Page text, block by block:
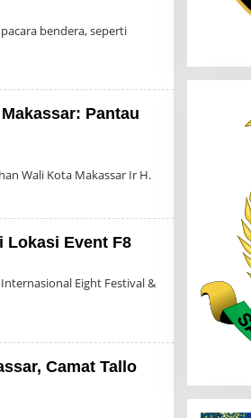
bendera, seperti
Pantau
Wali Kota Makassar Ir H.
Lokasi Event F8
Eight Festival &
Camat Tallo